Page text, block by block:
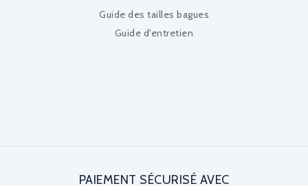
Guide des tailles bagues
Guide d'entretien
PAIEMENT SÉCURISÉ AVEC